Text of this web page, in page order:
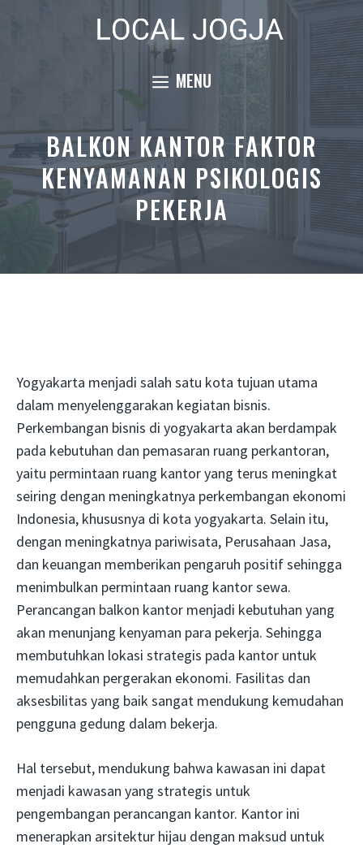
MENU
BALKON KANTOR FAKTOR
KENYAMANAN PSIKOLOGIS
PEKERJA
Yogyakarta menjadi salah satu kota tujuan utama
dalam menyelenggarakan kegiatan bisnis.
Perkembangan bisnis di yogyakarta akan berdampak
pada kebutuhan dan pemasaran ruang perkantoran,
yaitu permintaan ruang kantor yang terus meningkat
seiring dengan meningkatnya perkembangan ekonomi
Indonesia, khususnya di kota yogyakarta. Selain itu,
dengan meningkatnya pariwisata, Perusahaan Jasa,
dan keuangan memberikan pengaruh positif sehingga
menimbulkan permintaan ruang kantor sewa.
Perancangan balkon kantor menjadi kebutuhan yang
akan menunjang kenyaman para pekerja. Sehingga
membutuhkan lokasi strategis pada kantor untuk
memudahkan pergerakan ekonomi. Fasilitas dan
aksesbilitas yang baik sangat mendukung kemudahan
pengguna gedung dalam bekerja.
Hal tersebut, mendukung bahwa kawasan ini dapat
menjadi kawasan yang strategis untuk
pengembangan perancangan kantor. Kantor ini
menerapkan arsitektur hijau dengan maksud untuk